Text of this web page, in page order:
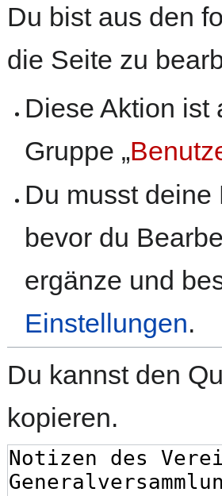
Navigation
Suche
Du bist aus den
die Seite zu
Diese Aktion ist
Gruppe „
Du musst
bevor du
ergänze und
Einstellungen.
Du kannst den
kopieren.